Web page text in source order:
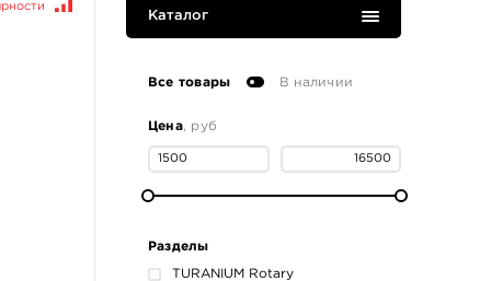
Каталог
Все товары В наличии
Цена, руб
Разделы
TURANIUM Rotary